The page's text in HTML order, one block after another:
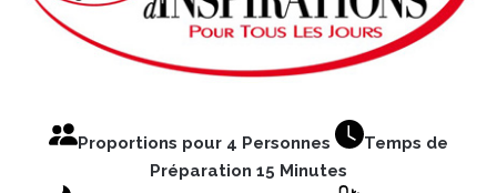
Proportions pour 4 Personnes
Temps de
Préparation 15 Minutes